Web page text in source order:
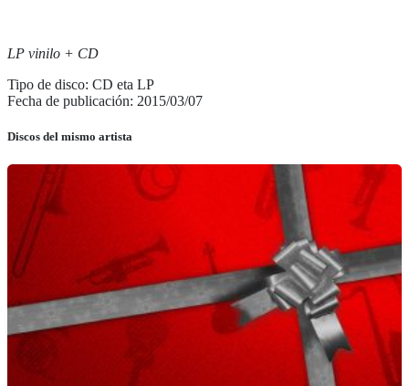
LP vinilo + CD
Tipo de disco: CD eta LP
Fecha de publicación: 2015/03/07
Discos del mismo artista